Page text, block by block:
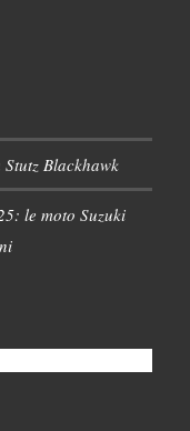
Blackhawk
le moto Suzuki